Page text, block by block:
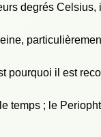
degrés
pourquoi il est
temps ; le